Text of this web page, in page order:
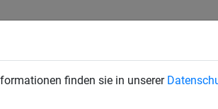
finden sie in unserer
SEILSPIELGERÄTE